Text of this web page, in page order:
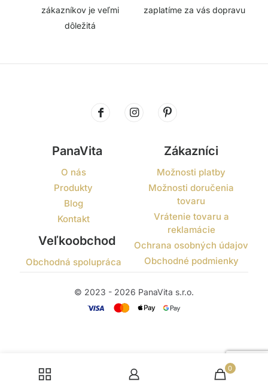
zákazníkov je veľmi
dôležitá
zaplatíme za vás dopravu
PanaVita
O nás
Produkty
Blog
Kontakt
Veľkoobchod
Obchodná spolupráca
Zákazníci
Možnosti platby
Možnosti doručenia
tovaru
Vrátenie tovaru a
reklamácie
Ochrana osobných údajov
Obchodné podmienky
© 2023 - 2026 PanaVita s.r.o.
0